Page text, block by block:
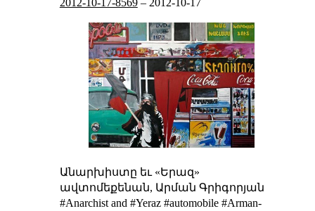
Անարխիստը եւ «Երազ»
ավտոմեքենան, Արման Գրիգորյան
#Anarchist and #Yeraz #automobile #Arman-